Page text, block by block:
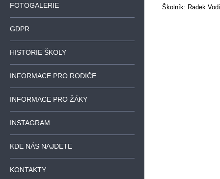
FOTOGALERIE
GDPR
HISTORIE ŠKOLY
INFORMACE PRO RODIČE
INFORMACE PRO ŽÁKY
INSTAGRAM
KDE NÁS NAJDETE
KONTAKTY
Školník: Radek